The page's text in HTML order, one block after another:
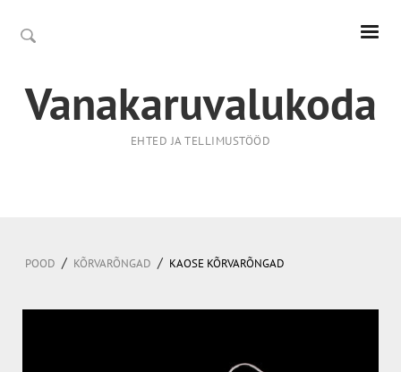
Vanakaruvalukoda
EHTED JA TELLIMUSTÖÖD
POOD / KÕRVARÕNGAD / KAOSE KÕRVARÕNGAD